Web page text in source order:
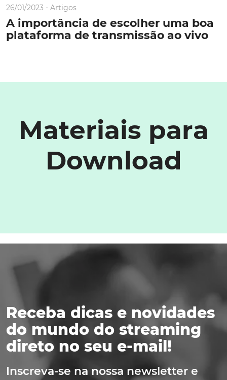
26/01/2023 - Artigos
A importância de escolher uma boa
plataforma de transmissão ao vivo
Materiais para
Download
Receba dicas e novidades
do mundo do streaming
direto no seu e-mail!
Inscreva-se na nossa newsletter e